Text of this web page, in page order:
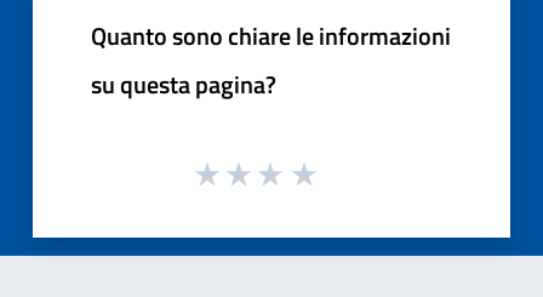
Quanto sono chiare le informazioni
su questa pagina?